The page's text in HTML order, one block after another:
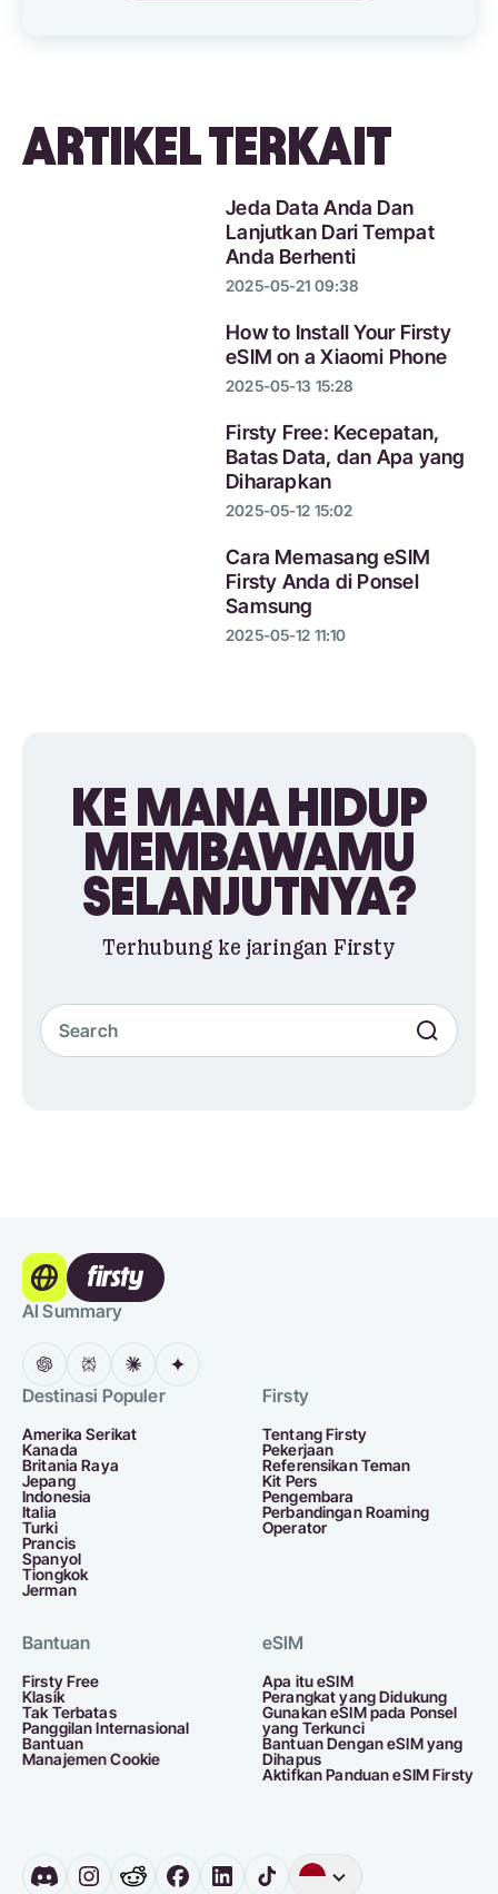
ARTIKEL TERKAIT
Jeda Data Anda Dan
Lanjutkan Dari Tempat
Anda Berhenti
2025-05-21 09:38
How to Install Your Firsty
eSIM on a Xiaomi Phone
2025-05-13 15:28
Firsty Free: Kecepatan,
Batas Data, dan Apa yang
Diharapkan
2025-05-12 15:02
Cara Memasang eSIM
Firsty Anda di Ponsel
Samsung
2025-05-12 11:10
KE MANA HIDUP
MEMBAWAMU
SELANJUTNYA?
Terhubung ke jaringan Firsty
AI Summary
Destinasi Populer
Amerika Serikat
Kanada
Britania Raya
Jepang
Indonesia
Italia
Turki
Prancis
Spanyol
Tiongkok
Jerman
Firsty
Tentang Firsty
Pekerjaan
Referensikan Teman
Kit Pers
Pengembara
Perbandingan Roaming
Operator
Bantuan
Firsty Free
Klasik
Tak Terbatas
Panggilan Internasional
Bantuan
Manajemen Cookie
eSIM
Apa itu eSIM
Perangkat yang Didukung
Gunakan eSIM pada Ponsel
yang Terkunci
Bantuan Dengan eSIM yang
Dihapus
Aktifkan Panduan eSIM Firsty